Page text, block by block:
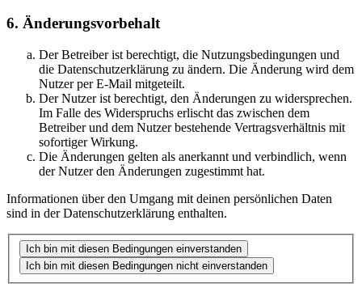
6. Änderungsvorbehalt
Der Betreiber ist berechtigt, die Nutzungsbedingungen und
die Datenschutzerklärung zu ändern. Die Änderung wird dem
Nutzer per E-Mail mitgeteilt.
Der Nutzer ist berechtigt, den Änderungen zu widersprechen.
Im Falle des Widerspruchs erlischt das zwischen dem
Betreiber und dem Nutzer bestehende Vertragsverhältnis mit
sofortiger Wirkung.
Die Änderungen gelten als anerkannt und verbindlich, wenn
der Nutzer den Änderungen zugestimmt hat.
Informationen über den Umgang mit deinen persönlichen Daten
sind in der Datenschutzerklärung enthalten.